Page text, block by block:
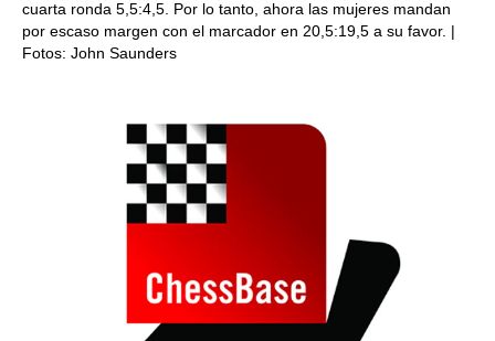
cuarta ronda 5,5:4,5. Por lo tanto, ahora las mujeres mandan
por escaso margen con el marcador en 20,5:19,5 a su favor. |
Fotos: John Saunders